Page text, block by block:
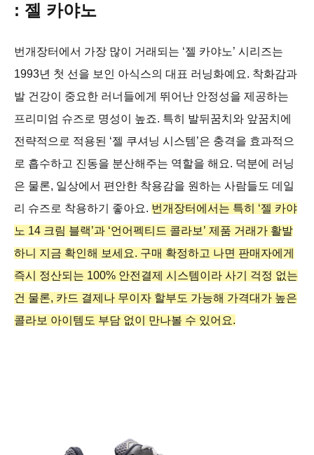
: 젤 카야노
번개장터에서 가장 많이 거래되는 ‘젤 카야노’ 시리즈는
1993년 첫 선을 보인 아식스의 대표 러닝화예요. 착화감과
발 건강이 중요한 러너들에게 뛰어난 안정성을 제공하는
프리미엄 슈즈로 명성이 높죠. 특히 발뒤꿈치와 앞꿈치에
전략적으로 적용된 ‘젤 쿠셔닝 시스템’은 충격을 효과적으
로 흡수하고 진동을 분산해주는 역할을 해요. 덕분에 러닝
은 물론, 일상에서 편안한 착용감을 원하는 사람들도 데일
리 슈즈로 착용하기 좋아요. 번개장터에서는 특히 ‘젤 카야
노 14 크림 블랙’과 ‘언어펙티드 콜라보’ 제품 거래가 활발
하니 지금 확인해 보세요. 구매 확정하고 나면 판매자에게
즉시 정산되는 100% 안전결제 시스템이라 사기 걱정 없는
건 물론, 카드 결제나 무이자 할부도 가능해 가격대가 높은
콜라보 아이템도 부담 없이 만나볼 수 있어요.